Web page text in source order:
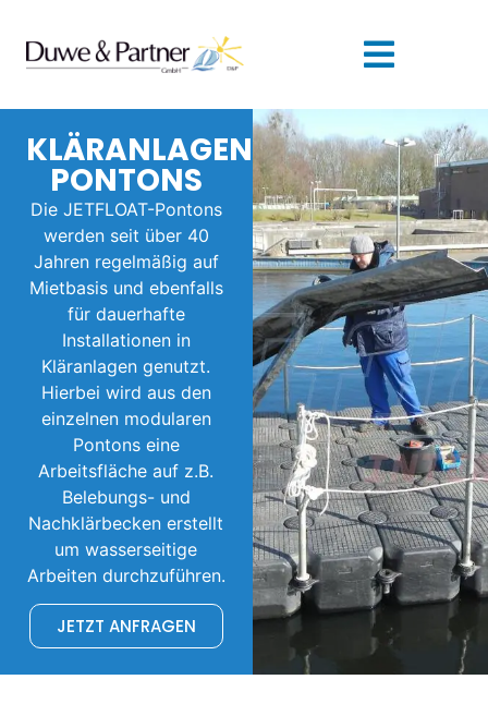
KLÄRANLAGEN
PONTONS
Die JETFLOAT-Pontons
werden seit über 40
Jahren regelmäßig auf
Mietbasis und ebenfalls
für dauerhafte
Installationen in
Kläranlagen genutzt.
Hierbei wird aus den
einzelnen modularen
Pontons eine
Arbeitsfläche auf z.B.
Belebungs- und
Nachklärbecken erstellt
um wasserseitige
Arbeiten durchzuführen.
JETZT ANFRAGEN